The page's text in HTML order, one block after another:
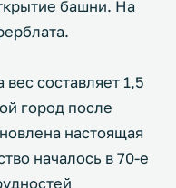
башни. На
составляет 1,5
город после
настоящая
началось в 70-е